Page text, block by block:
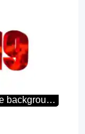
Blurred 3D lettering red Covid-19 on white background Coronavirus